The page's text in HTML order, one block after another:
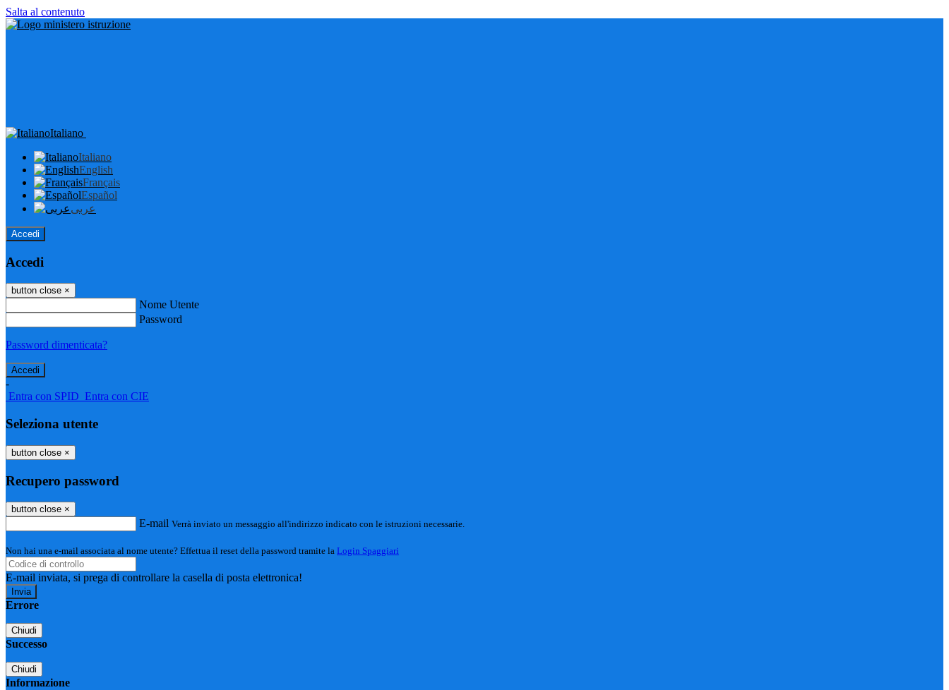
Salta al contenuto
Italiano
Italiano
English
Français
Español
عربى
Accedi
Accedi
button close ×
Nome Utente
Password
Password dimenticata?
-
Entra con SPID Entra con CIE
Seleziona utente
button close ×
Recupero password
button close ×
E-mail Verrà inviato un messaggio all'indirizzo indicato con le istruzioni necessarie.
Non hai una e-mail associata al nome utente? Effettua il reset della password tramite la Login Spaggiari
E-mail inviata, si prega di controllare la casella di posta elettronica!
Errore
Chiudi
Successo
Chiudi
Informazione